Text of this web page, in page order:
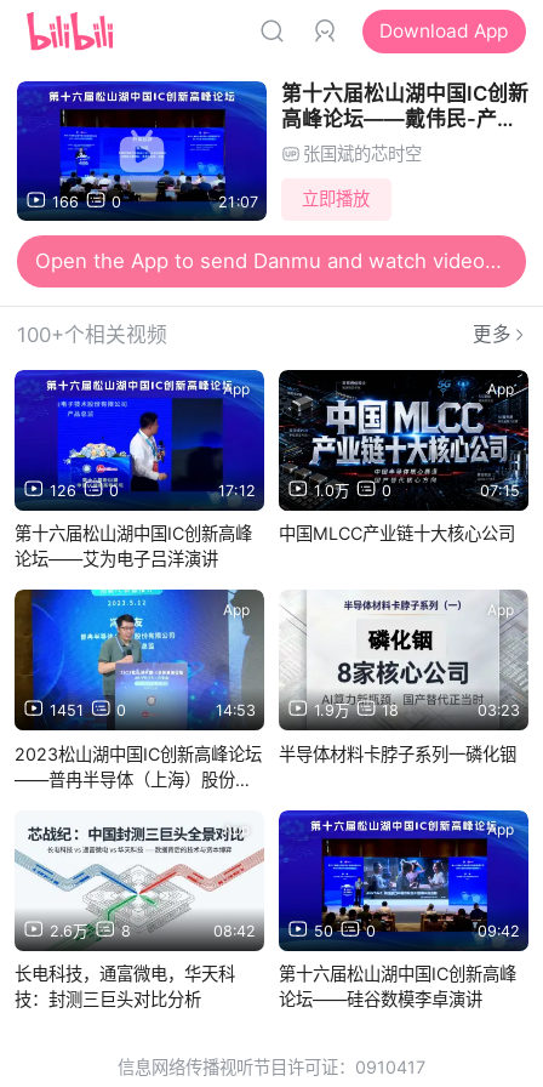
Download App
166 0 21:07
第十六届松山湖中国IC创新
高峰论坛——戴伟民-产品
回顾张国斌的芯时空
立即播放
Open the App to send Danmu and watch videos together
100+个相关视频 更多
126 0 17:12
App
第十六届松山湖中国IC创新高峰
论坛——艾为电子吕洋演讲
1.0万 0 07:15
App
中国MLCC产业链十大核心公司
1451 0 14:53
App
2023松山湖中国IC创新高峰论坛
——普冉半导体（上海）股份有
演讲
1.9万 18 03:23
App
半导体材料卡脖子系列一磷化铟
2.6万 8 08:42
App
长电科技，通富微电，华天科
技：封测三巨头对比分析
50 0 09:42
App
第十六届松山湖中国IC创新高峰
论坛——硅谷数模李卓演讲
信息网络传播视听节目许可证：0910417